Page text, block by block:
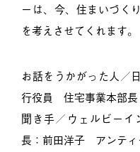
ーは、今、住まいづく
を考えさせてくれます。
お話をうかがった人／
行役員 住宅事業本部
聞き手／ウェルビー
長：前田洋子 アンティ